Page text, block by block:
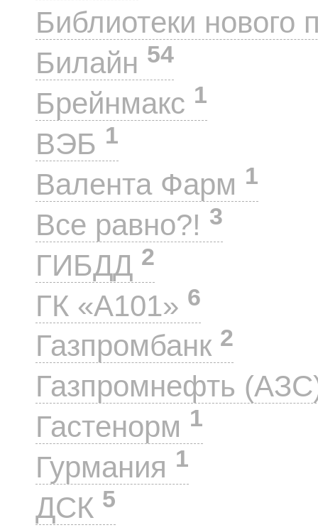
Библиотеки нового
Билайн 54
Брейнмакс 1
ВЭБ 1
Валента Фарм 1
Все равно?! 3
ГИБДД 2
ГК «А101» 6
Газпромбанк 2
Газпромнефть
Гастенорм 1
Гурмания 1
ДСК 5